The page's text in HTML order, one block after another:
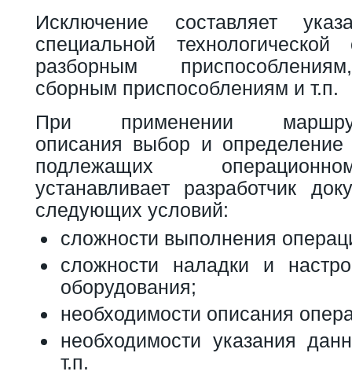
Исключение составляет
специальной технологической
разборным
сборным приспособлениям и т.п.
При применении
описания выбор и определение
подлежащих
устанавливает разработчик
следующих условий:
сложности выполнения
сложности наладки и
оборудования;
необходимости описания
необходимости указания
т.п.